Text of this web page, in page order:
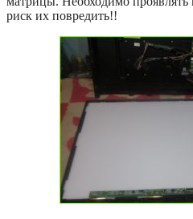
риск их повредить!!